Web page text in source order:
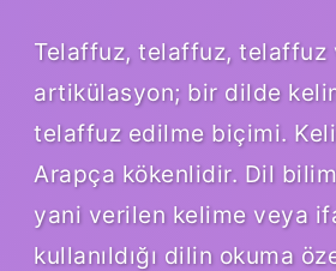
Telaffuz, telaffuz, telaffuz
artikülasyon; bir dilde
telaffuz edilme biçimi.
Arapça kökenlidir. Dil
yani verilen kelime veya
kullanıldığı dilin okuma